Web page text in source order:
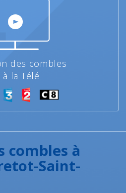
des combles
à la Télé
combles à
Saint-